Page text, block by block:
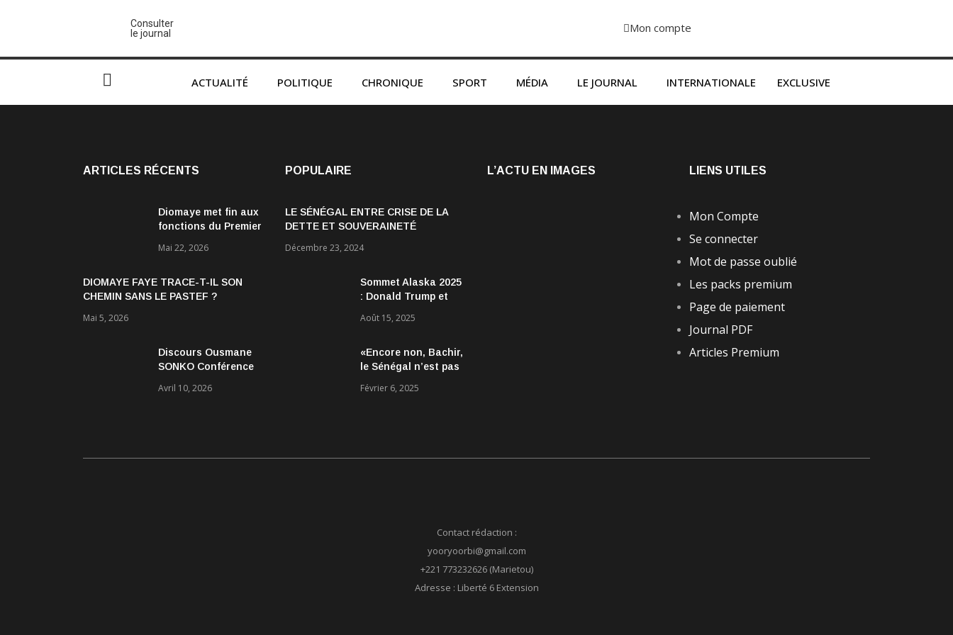
Consulter
le journal
Mon compte
ACTUALITÉ POLITIQUE CHRONIQUE SPORT MÉDIA LE JOURNAL INTERNATIONALE EXCLUSIVE
ARTICLES RÉCENTS
Diomaye met fin aux
fonctions du Premier
Sonko et du
Mai 22, 2026
DIOMAYE FAYE TRACE-T-IL SON
CHEMIN SANS LE PASTEF ?
Mai 5, 2026
Discours Ousmane
SONKO Conférence
Avril 10, 2026
POPULAIRE
LE SÉNÉGAL ENTRE CRISE DE LA
DETTE ET SOUVERAINETÉ
Décembre 23, 2024
Sommet Alaska 2025
: Donald Trump et
Aucun accord
discussions jugées
très encourageantes
Août 15, 2025
«Encore non, Bachir,
le Sénégal n’est pas
Février 6, 2025
L’ACTU EN IMAGES LIENS UTILES
Mon Compte
Se connecter
Mot de passe oublié
Les packs premium
Page de paiement
Journal PDF
Articles Premium
Contact rédaction :
yooryoorbi@gmail.com
+221 773232626 (Marietou)
Adresse : Liberté 6 Extension